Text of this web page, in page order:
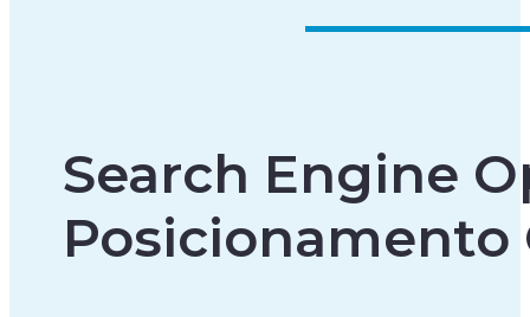
Search Engine
Posicionamento